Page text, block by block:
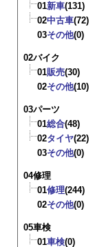
01新車(131)
02中古車(72)
03その他(0)
02バイク
01販売(30)
02その他(10)
03パーツ
01総合(48)
02タイヤ(22)
03その他(0)
04修理
01修理(244)
02その他(0)
05車検
01車検(0)